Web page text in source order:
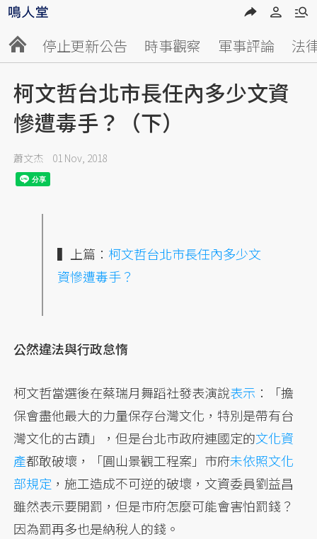
停止更新公告 時事觀察 軍事評論 法
柯文哲台北市長任內多少文資
慘遭毒手？（下）
蕭文杰 01 Nov, 2018
▍上篇： 柯文哲台北市長任內多少文
資慘遭毒手？
公然違法與行政怠惰
柯文哲當選後在蔡瑞月舞蹈社發表演說表示 ：「擔
保會盡他最大的力量保存台灣文化，特別是帶有台
灣文化的古蹟」，但是台北市政府連國定的文化資
產都敢破壞，「圓山景觀工程案」市府未依照文化
部規定 ，施工造成不可逆的破壞，文資委員劉益昌
雖然表示要開罰，但是市府怎麼可能會害怕罰錢？
因為罰再多也是納稅人的錢。